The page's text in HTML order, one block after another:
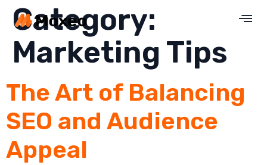
Category:
Marketing Tips
The Art of Balancing
SEO and Audience
Appeal